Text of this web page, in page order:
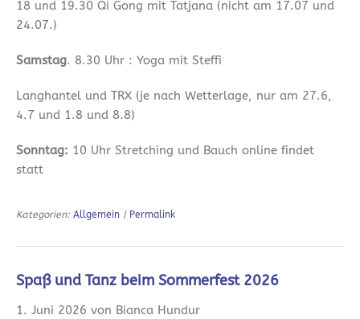
18 und 19.30 Qi Gong mit Tatjana (nicht am 17.07 und
24.07.)
Samstag. 8.30 Uhr : Yoga mit Steffi
Langhantel und TRX (je nach Wetterlage, nur am 27.6,
4.7 und 1.8 und 8.8)
Sonntag: 10 Uhr Stretching und Bauch online findet
statt
Kategorien: Allgemein | Permalink
Spaß und Tanz beim Sommerfest 2026
1. Juni 2026 von Bianca Hundur